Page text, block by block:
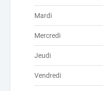
Mardi
Mercredi
Jeudi
Vendredi